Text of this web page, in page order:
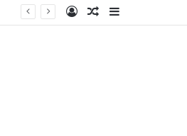
Random
Log